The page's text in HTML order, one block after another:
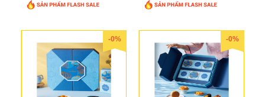
-0% -0%